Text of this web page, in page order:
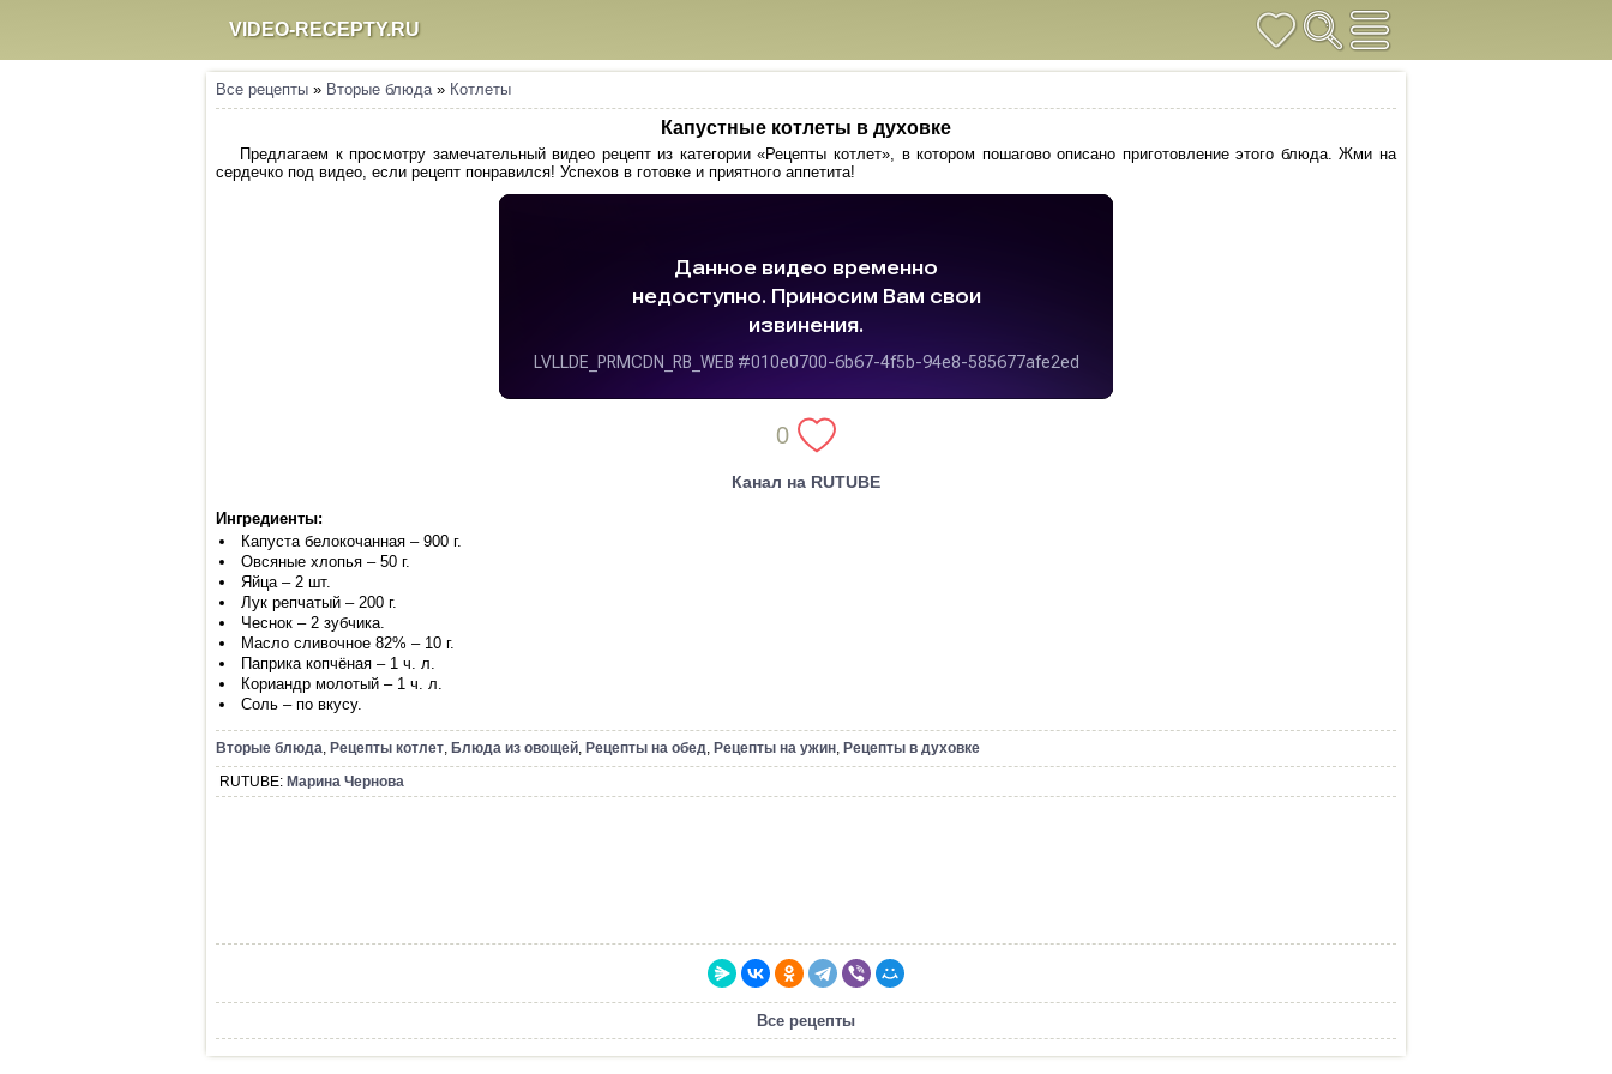
VIDEO-RECEPTY.RU
Все рецепты » Вторые блюда» Котлеты
Капустные котлеты в духовке
Предлагаем к просмотру замечательный видео рецепт из категории «Рецепты котлет», в котором пошагово описано приготовление этого блюда. Жми на
сердечко под видео, если рецепт понравился! Успехов в готовке и приятного аппетита!
0
Канал на RUTUBE
Ингредиенты:
Капуста белокочанная – 900 г.
Овсяные хлопья – 50 г.
Яйца – 2 шт.
Лук репчатый – 200 г.
Чеснок – 2 зубчика.
Масло сливочное 82% – 10 г.
Паприка копчёная – 1 ч. л.
Кориандр молотый – 1 ч. л.
Соль – по вкусу.
Вторые блюда, Рецепты котлет, Блюда из овощей, Рецепты на обед, Рецепты на ужин, Рецепты в духовке
RUTUBE: Марина Чернова
Все рецепты